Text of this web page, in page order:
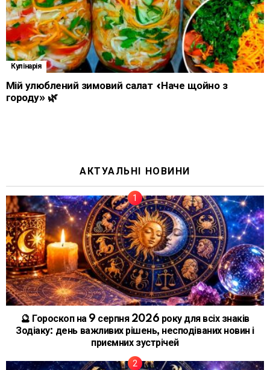
Кулінарія
Мій улюблений зимовий салат «Наче щойно з
городу» 🌿
АКТУАЛЬНІ НОВИНИ
🔮 Гороскоп на 9 серпня 2026 року для всіх знаків
Зодіаку: день важливих рішень, несподіваних новин і
приємних зустрічей